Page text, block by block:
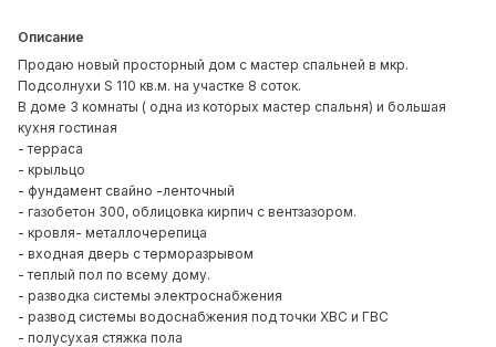
Описание
Продаю новый просторный дом с мастер спальней в мкр.
Подсолнухи S 110 кв.м. на участке 8 соток.
В доме 3 комнаты ( одна из которых мастер спальня) и большая
кухня гостиная
- терраса
- крыльцо
- фундамент свайно -ленточный
- газобетон 300, облицовка кирпич с вентзазором.
- кровля- металлочерепица
- входная дверь с терморазрывом
- теплый пол по всему дому.
- разводка системы электроснабжения
- развод системы водоснабжения под точки ХВС и ГВС
- полусухая стяжка пола